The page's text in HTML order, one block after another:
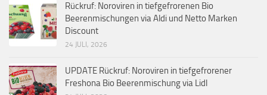
Rückruf: Noroviren in tiefgefrorenen Bio
Beerenmischungen via Aldi und Netto Marken
Discount
24 JULI, 2026
UPDATE Rückruf: Noroviren in tiefgefrorener
Freshona Bio Beerenmischung via Lidl